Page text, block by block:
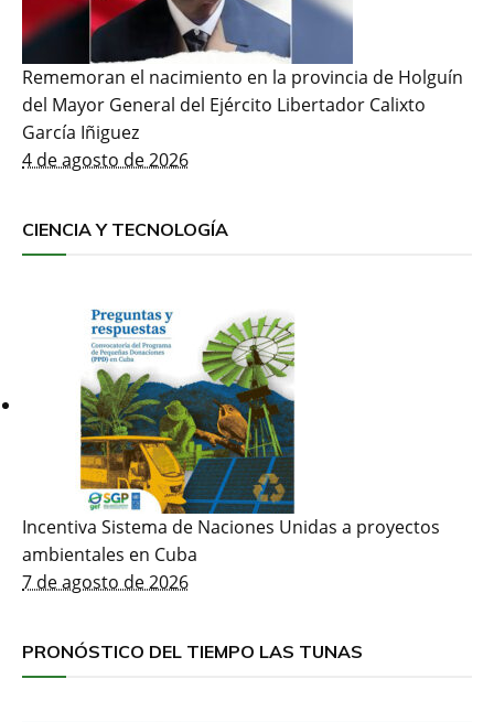
Rememoran el nacimiento en la provincia de Holguín
del Mayor General del Ejército Libertador Calixto
García Iñiguez
4 de agosto de 2026
CIENCIA Y TECNOLOGÍA
Incentiva Sistema de Naciones Unidas a proyectos
ambientales en Cuba
7 de agosto de 2026
PRONÓSTICO DEL TIEMPO LAS TUNAS